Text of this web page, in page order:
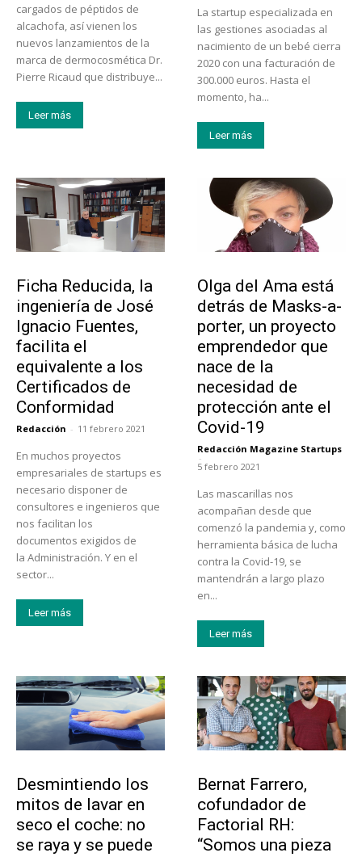
cargados de péptidos de
alcachofa, así vienen los
nuevos lanzamientos de la
marca de dermocosmética Dr.
Pierre Ricaud que distribuye...
Leer más
La startup especializada en
las gestiones asociadas al
nacimiento de un bebé cierra
2020 con una facturación de
300.000 euros. Hasta el
momento, ha...
Leer más
Ficha Reducida, la
ingeniería de José
Ignacio Fuentes,
facilita el
equivalente a los
Certificados de
Conformidad
Redacción - 11 febrero 2021
En muchos proyectos
empresariales de startups es
necesario disponer de
consultores e ingenieros que
nos facilitan los
documentos exigidos de
la Administración. Y en el
sector...
Leer más
Olga del Ama está
detrás de Masks-a-
porter, un proyecto
emprendedor que
nace de la
necesidad de
protección ante el
Covid-19
Redacción Magazine Startups
-
5 febrero 2021
Las mascarillas nos
acompañan desde que
comenzó la pandemia y, como
herramienta básica de lucha
contra la Covid-19, se
mantendrán a largo plazo
en...
Leer más
Desmintiendo los
mitos de lavar en
seco el coche: no
se raya y se puede
Bernat Farrero,
cofundador de
Factorial RH:
“Somos una pieza